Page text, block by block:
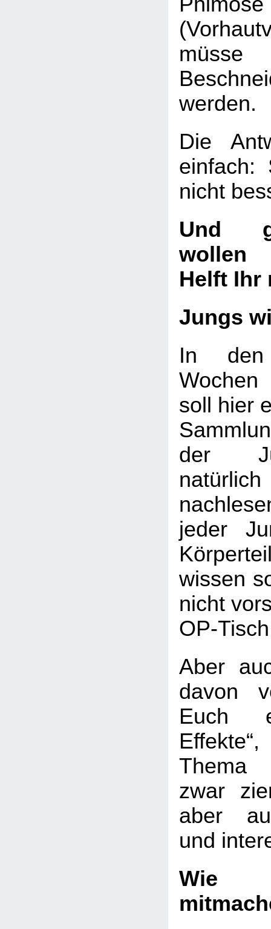
werden.
Die
einfach:
nicht
Und
wollen
Helft Ihr
Jungs
In den
soll hier
der
jeder
wissen
nicht
OP-
Aber
davon
Euch
Thema
zwar
aber
und
Wie